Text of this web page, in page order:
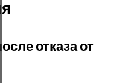
отказа от